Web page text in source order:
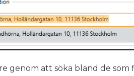
genom att söka bland de